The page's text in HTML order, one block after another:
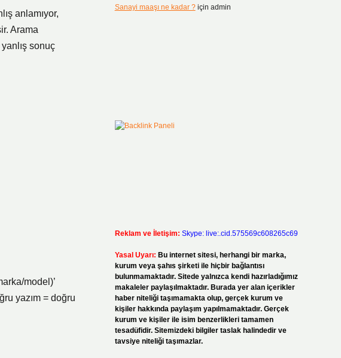
anlamıyor,
Arama
sonuç
model)’
yazım = doğru
Sanayi maaşı ne kadar ?için admin
Reklam ve İletişim: Skype: live:.cid.575569c608265c69
Yasal Uyarı: Bu internet sitesi, herhangi bir marka,
kurum veya şahıs şirketi ile hiçbir bağlantısı
bulunmamaktadır. Sitede yalnızca kendi hazırladığımız
makaleler paylaşılmaktadır. Burada yer alan içerikler
haber niteliği taşımamakta olup, gerçek kurum ve
kişiler hakkında paylaşım yapılmamaktadır. Gerçek
kurum ve kişiler ile isim benzerlikleri tamamen
tesadüfidir. Sitemizdeki bilgiler taslak halindedir ve
tavsiye niteliği taşımazlar.